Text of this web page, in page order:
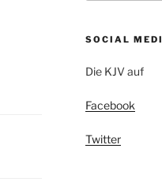
SOCIAL
Die KJV auf
Facebook
Twitter